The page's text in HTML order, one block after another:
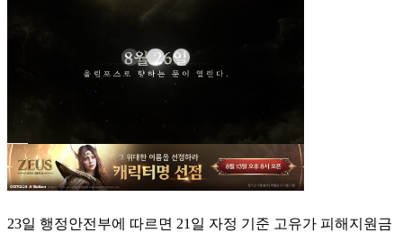
23일 행정안전부에 따르면 21일 자정 기준 고유가 피해지원금